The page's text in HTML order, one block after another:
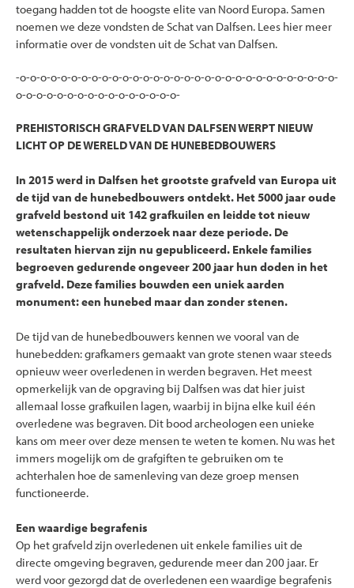
toegang hadden tot de hoogste elite van Noord Europa. Samen
noemen we deze vondsten de Schat van Dalfsen. Lees hier meer
informatie over de vondsten uit de Schat van Dalfsen.
-o-o-o-o-o-o-o-o-o-o-o-o-o-o-o-o-o-o-o-o-o-o-o-o-o-o-o-o-o-o-o-
o-o-o-o-o-o-o-o-o-o-o-o-o-o-o-o-
PREHISTORISCH GRAFVELD VAN DALFSEN WERPT NIEUW
LICHT OP DE WERELD VAN DE HUNEBEDBOUWERS
In 2015 werd in Dalfsen het grootste grafveld van Europa uit
de tijd van de hunebedbouwers ontdekt. Het 5000 jaar oude
grafveld bestond uit 142 grafkuilen en leidde tot nieuw
wetenschappelijk onderzoek naar deze periode. De
resultaten hiervan zijn nu gepubliceerd. Enkele families
begroeven gedurende ongeveer 200 jaar hun doden in het
grafveld. Deze families bouwden een uniek aarden
monument: een hunebed maar dan zonder stenen.
De tijd van de hunebedbouwers kennen we vooral van de
hunebedden: grafkamers gemaakt van grote stenen waar steeds
opnieuw weer overledenen in werden begraven. Het meest
opmerkelijk van de opgraving bij Dalfsen was dat hier juist
allemaal losse grafkuilen lagen, waarbij in bijna elke kuil één
overledene was begraven. Dit bood archeologen een unieke
kans om meer over deze mensen te weten te komen. Nu was het
immers mogelijk om de grafgiften te gebruiken om te
achterhalen hoe de samenleving van deze groep mensen
functioneerde.
Een waardige begrafenis
Op het grafveld zijn overledenen uit enkele families uit de
directe omgeving begraven, gedurende meer dan 200 jaar. Er
werd voor gezorgd dat de overledenen een waardige begrafenis